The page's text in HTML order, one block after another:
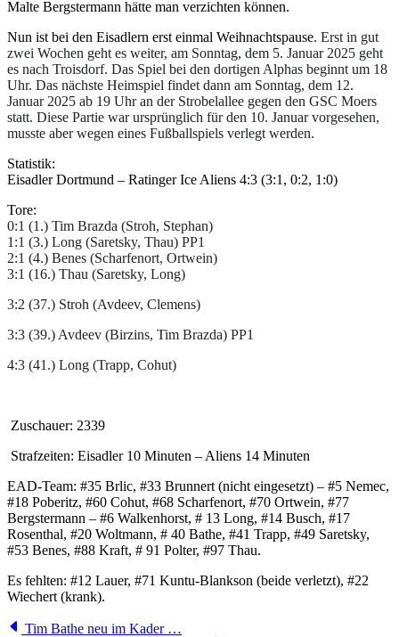
Malte Bergstermann hätte man verzichten können.
Nun ist bei den Eisadlern erst einmal Weihnachtspause. Erst in gut
zwei Wochen geht es weiter, am Sonntag, dem 5. Januar 2025 geht
es nach Troisdorf. Das Spiel bei den dortigen Alphas beginnt um 18
Uhr. Das nächste Heimspiel findet dann am Sonntag, dem 12.
Januar 2025 ab 19 Uhr an der Strobelallee gegen den GSC Moers
statt. Diese Partie war ursprünglich für den 10. Januar vorgesehen,
musste aber wegen eines Fußballspiels verlegt werden.
Statistik:
Eisadler Dortmund – Ratinger Ice Aliens 4:3 (3:1, 0:2, 1:0)
Tore:
0:1 (1.) Tim Brazda (Stroh, Stephan)
1:1 (3.) Long (Saretsky, Thau) PP1
2:1 (4.) Benes (Scharfenort, Ortwein)
3:1 (16.) Thau (Saretsky, Long)
3:2 (37.) Stroh (Avdeev, Clemens)
3:3 (39.) Avdeev (Birzins, Tim Brazda) PP1
4:3 (41.) Long (Trapp, Cohut)
Zuschauer: 2339
Strafzeiten: Eisadler 10 Minuten – Aliens 14 Minuten
EAD-Team: #35 Brlic, #33 Brunnert (nicht eingesetzt) – #5 Nemec,
#18 Poberitz, #60 Cohut, #68 Scharfenort, #70 Ortwein, #77
Bergstermann – #6 Walkenhorst, # 13 Long, #14 Busch, #17
Rosenthal, #20 Woltmann, # 40 Bathe, #41 Trapp, #49 Saretsky,
#53 Benes, #88 Kraft, # 91 Polter, #97 Thau.
Es fehlten: #12 Lauer, #71 Kuntu-Blankson (beide verletzt), #22
Wiechert (krank).
Tim Bathe neu im Kader …